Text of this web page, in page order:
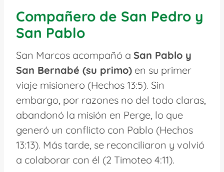
Compañero de San Pedro y
San Pablo
San Marcos acompañó a San Pablo y
San Bernabé (su primo) en su primer
viaje misionero (Hechos 13:5). Sin
embargo, por razones no del todo claras,
abandonó la misión en Perge, lo que
generó un conflicto con Pablo (Hechos
13:13). Más tarde, se reconciliaron y volvió
a colaborar con él (2 Timoteo 4:11).